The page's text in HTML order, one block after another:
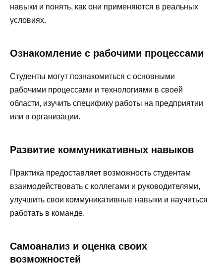
навыки и понять, как они применяются в реальных
условиях.
Ознакомление с рабочими процессами
Студенты могут познакомиться с основными
рабочими процессами и технологиями в своей
области, изучить специфику работы на предприятии
или в организации.
Развитие коммуникативных навыков
Практика предоставляет возможность студентам
взаимодействовать с коллегами и руководителями,
улучшить свои коммуникативные навыки и научиться
работать в команде.
Самоанализ и оценка своих
возможностей